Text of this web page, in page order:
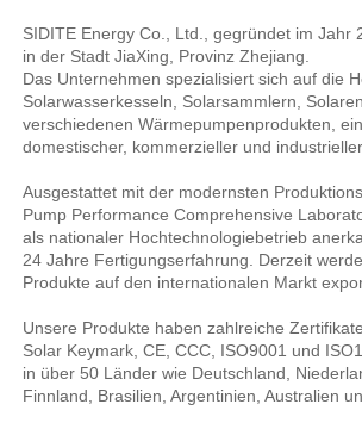
SIDITE Energy Co., Ltd., gegründet im Jahr
in der Stadt JiaXing, Provinz Zhejiang.
Das Unternehmen spezialisiert sich auf die
Solarwasserkesseln, Solarsammlern,
verschiedenen Wärmepumpenprodukten,
domestischer, kommerzieller und
Ausgestattet mit der modernsten
Pump Performance Comprehensive
als nationaler Hochtechnologiebetrieb
24 Jahre Fertigungserfahrung. Derzeit
Produkte auf den internationalen Markt
Unsere Produkte haben zahlreiche
Solar Keymark, CE, CCC, ISO9001 und
in über 50 Länder wie Deutschland,
Finnland, Brasilien, Argentinien, Australien